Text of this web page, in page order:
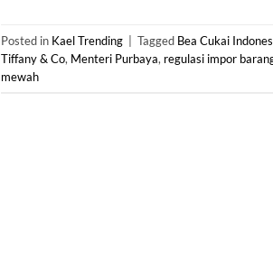
Posted in Kael Trending Tagged Bea Cukai
Tiffany & Co, Menteri Purbaya, regulasi impor
mewah